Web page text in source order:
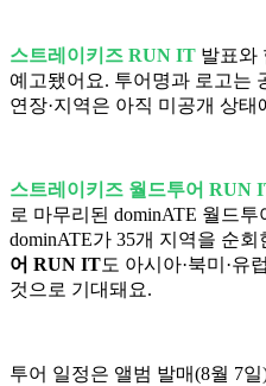
스트레이키즈 RUN IT 발표와
예고됐어요. 투어명과 로고는
연장·지역은 아직 미공개 상태
스트레이키즈 월드투어 RUN
로 마무리된 dominATE 월드
dominATE가 35개 지역을 순회
어 RUN IT도 아시아·북미·유
것으로 기대돼요.
투어 일정은 앨범 발매(8월 7